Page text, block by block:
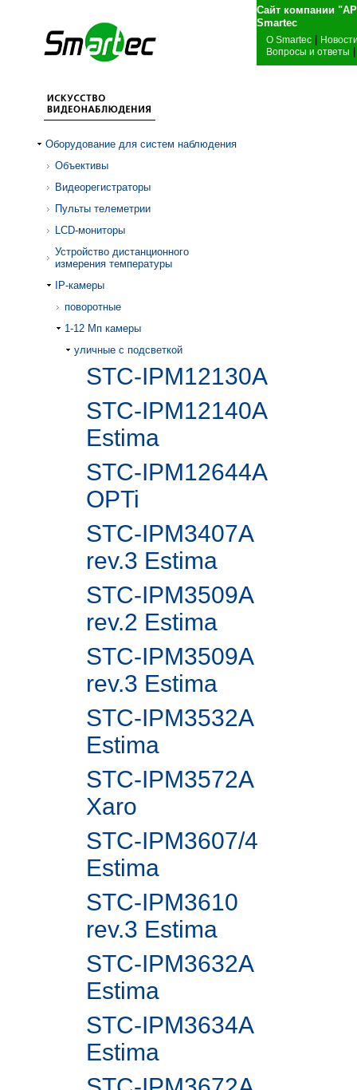
Сайт компании
О Smartec
Вопросы и ответы
Оборудование для систем наблюдения
Объективы
Видеорегистраторы
Пульты телеметрии
LCD-мониторы
Устройство дистанционного
измерения температуры
IP-камеры
поворотные
1-12 Mп камеры
уличные с подсветкой
STC-IPM12130A
STC-IPM12140A
Estima
STC-IPM12644A
OPTi
STC-IPM3407A
rev.3 Estima
STC-IPM3509A
rev.2 Estima
STC-IPM3509A
rev.3 Estima
STC-IPM3532A
Estima
STC-IPM3572A
Xaro
STC-IPM3607/4
Estima
STC-IPM3610
rev.3 Estima
STC-IPM3632A
Estima
STC-IPM3634A
Estima